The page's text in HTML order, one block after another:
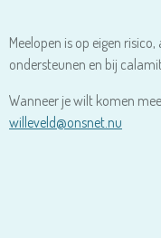
Meelopen is op eigen
ondersteunen en bij
Wanneer je wilt komen
willeveld@onsnet.nu